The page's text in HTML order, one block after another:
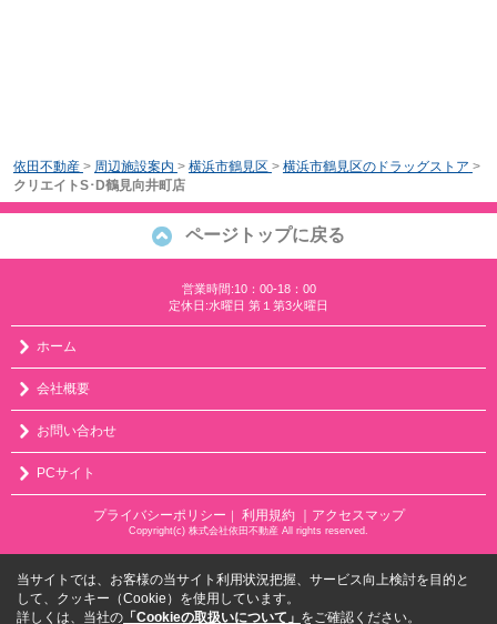
依田不動産 > 周辺施設案内 > 横浜市鶴見区 > 横浜市鶴見区のドラッグストア >
クリエイトS･D鶴見向井町店
ページトップに戻る
営業時間:10：00-18：00
定休日:水曜日 第１第3火曜日
ホーム
会社概要
お問い合わせ
PCサイト
プライバシーポリシー ｜ 利用規約 ｜アクセスマップ
Copyright(c) 株式会社依田不動産 All rights reserved.
当サイトでは、お客様の当サイト利用状況把握、サービス向上検討を目的と
して、クッキー（Cookie）を使用しています。
詳しくは、当社の 「Cookieの取扱いについて」 をご確認ください。